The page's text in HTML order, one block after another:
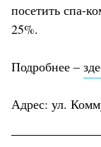
посетить спа-
25%.
Подробнее –
Адрес: ул.